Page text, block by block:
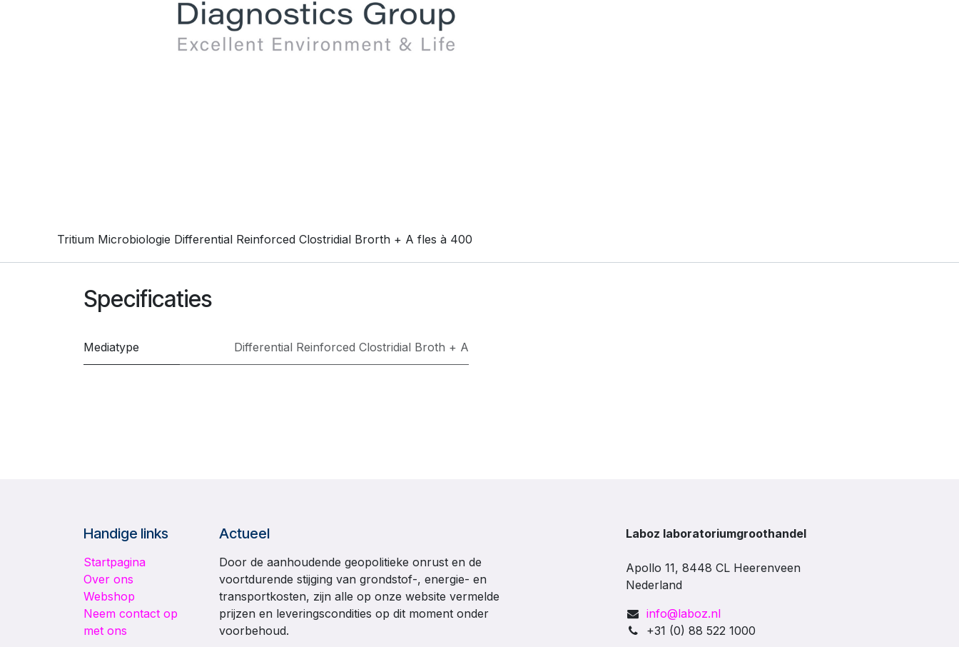
Tritium Microbiologie Differential Reinforced Clostridial Brorth + A fles à 400
Specificaties
Mediatype Differential Reinforced Clostridial Broth + A
Handige links
Startpagina
Over ons
Webshop
Neem contact op
met ons
Actueel
Door de aanhoudende geopolitieke onrust en de
voortdurende stijging van grondstof-, energie- en
transportkosten, zijn alle op onze website vermelde
prijzen en leveringscondities op dit moment onder
voorbehoud.
Laboz laboratoriumgroothandel
Apollo 11, 8448 CL Heerenveen
Nederland
info@laboz.nl
+31 (0) 88 522 1000